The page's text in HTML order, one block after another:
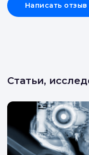
Написать отзыв
Статьи,